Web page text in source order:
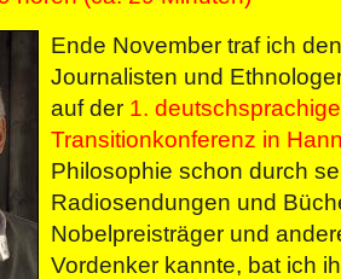
Ende November traf ich
Journalisten und
auf der 1.
Transitionkonferenz in
Philosophie schon durch
Radiosendungen und
Nobelpreisträger und
Vordenker kannte, bat ich